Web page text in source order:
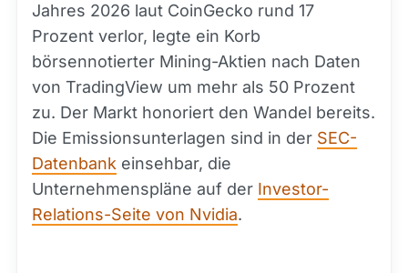
Jahres 2026 laut CoinGecko rund 17
Prozent verlor, legte ein Korb
börsennotierter Mining-Aktien nach Daten
von TradingView um mehr als 50 Prozent
zu. Der Markt honoriert den Wandel bereits.
Die Emissionsunterlagen sind in der SEC-
Datenbank einsehbar, die
Unternehmenspläne auf der Investor-
Relations-Seite von Nvidia.